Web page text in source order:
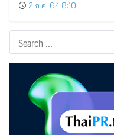
2 ก.ค. 64 8:10